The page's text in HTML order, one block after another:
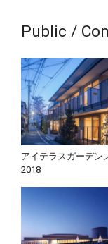
Public /
アイテラスガーデン
2018